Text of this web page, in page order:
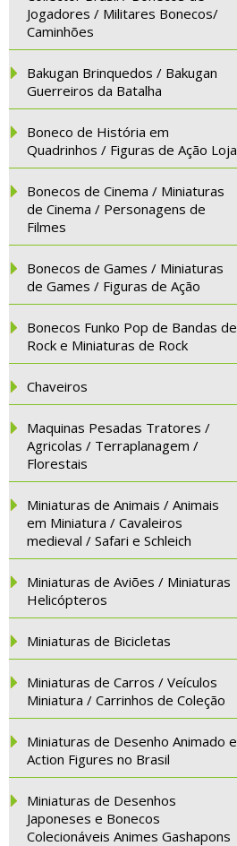
Jogadores / Militares Bonecos/
Caminhões
Bakugan Brinquedos / Bakugan
Guerreiros da Batalha
Boneco de História em
Quadrinhos / Figuras de Ação Loja
Bonecos de Cinema / Miniaturas
de Cinema / Personagens de
Filmes
Bonecos de Games / Miniaturas
de Games / Figuras de Ação
Bonecos Funko Pop de Bandas de
Rock e Miniaturas de Rock
Chaveiros
Maquinas Pesadas Tratores /
Agricolas / Terraplanagem /
Florestais
Miniaturas de Animais / Animais
em Miniatura / Cavaleiros
medieval / Safari e Schleich
Miniaturas de Aviões / Miniaturas
Helicópteros
Miniaturas de Bicicletas
Miniaturas de Carros / Veículos
Miniatura / Carrinhos de Coleção
Miniaturas de Desenho Animado e
Action Figures no Brasil
Miniaturas de Desenhos
Japoneses e Bonecos
Colecionáveis Animes Gashapons